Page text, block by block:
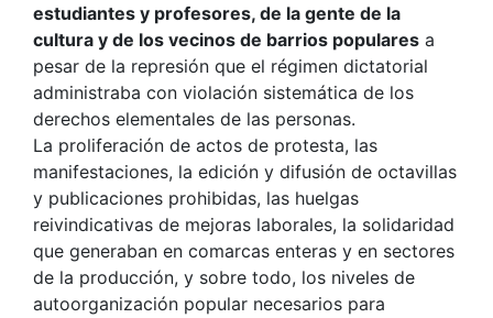
estudiantes y profesores, de la gente de la
cultura y de los vecinos de barrios populares a
pesar de la represión que el régimen dictatorial
administraba con violación sistemática de los
derechos elementales de las personas.
La proliferación de actos de protesta, las
manifestaciones, la edición y difusión de octavillas
y publicaciones prohibidas, las huelgas
reivindicativas de mejoras laborales, la solidaridad
que generaban en comarcas enteras y en sectores
de la producción, y sobre todo, los niveles de
autoorganización popular necesarios para